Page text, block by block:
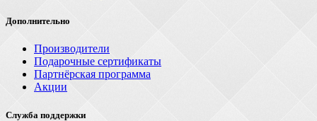
Дополнительно
Производители
Подарочные сертификаты
Партнёрская программа
Акции
Служба поддержки